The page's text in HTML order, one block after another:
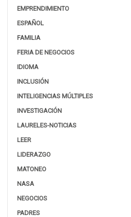
EMPRENDIMIENTO
ESPAÑOL
FAMILIA
FERIA DE NEGOCIOS
IDIOMA
INCLUSIÓN
INTELIGENCIAS MÚLTIPLES
INVESTIGACIÓN
LAURELES-NOTICIAS
LEER
LIDERAZGO
MATONEO
NASA
NEGOCIOS
PADRES